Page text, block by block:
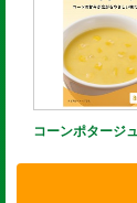
コーンポタージュ